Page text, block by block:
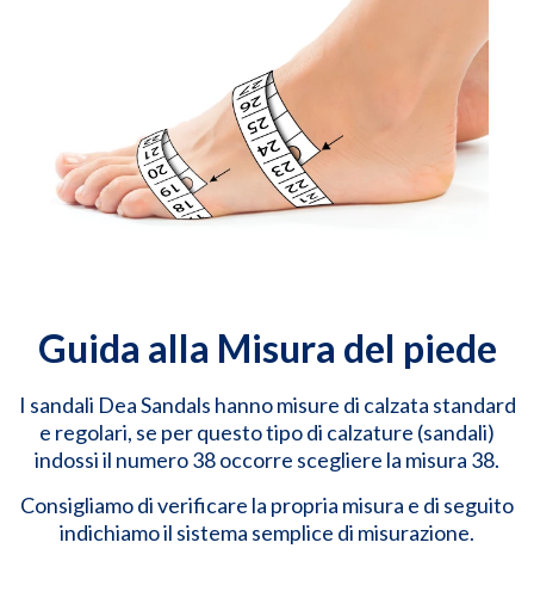
Guida alla Misura del piede
I sandali Dea Sandals hanno misure di calzata standard
e regolari, se per questo tipo di calzature (sandali)
indossi il numero 38 occorre scegliere la misura 38.
Consigliamo di verificare la propria misura e di seguito
indichiamo il sistema semplice di misurazione.